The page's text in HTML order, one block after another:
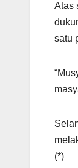
Atas
satu
(*)